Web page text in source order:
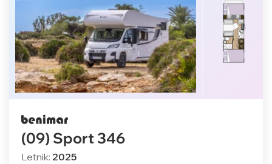
(09) Sport 346
Letnik: 2025